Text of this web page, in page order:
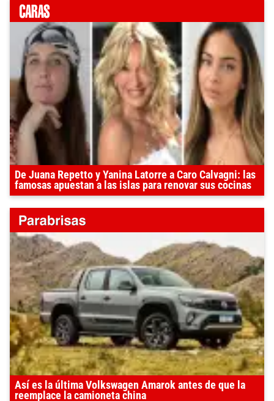
De Juana Repetto y Yanina Latorre a Caro Calvagni: las
famosas apuestan a las islas para renovar sus cocinas
Así es la última Volkswagen Amarok antes de que la
reemplace la camioneta china